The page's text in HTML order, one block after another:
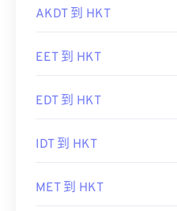
AKDT 到 HKT
EET 到 HKT
EDT 到 HKT
IDT 到 HKT
MET 到 HKT